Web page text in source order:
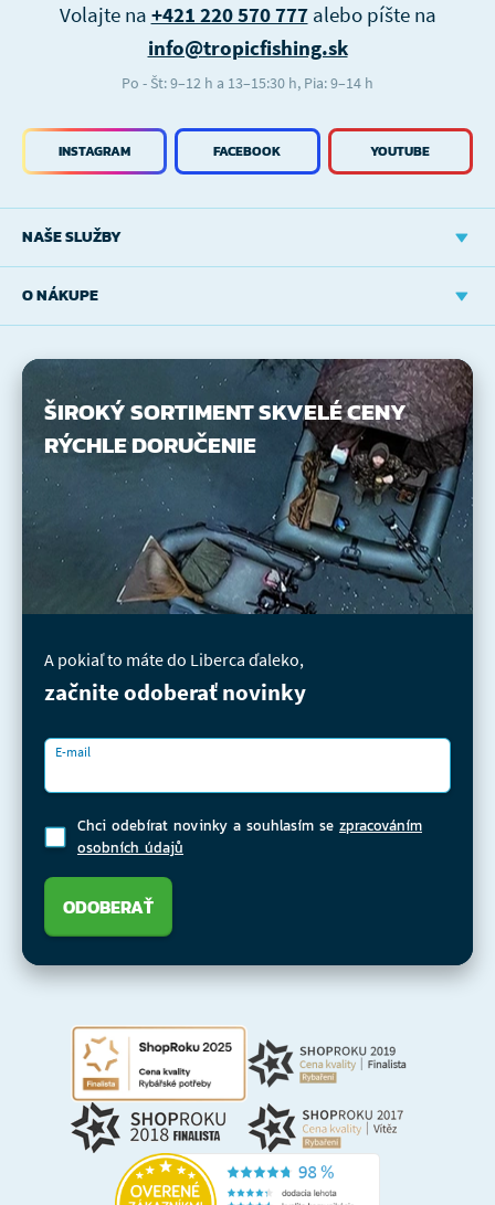
NAŠE SLUŽBY
O NÁKUPE
INSTAGRAM FACEBOOK YOUTUBE
Volajte na +421 220 570 777alebo píšte na
info@tropicfishing.sk
Po - Št: 9–12 h a 13–15:30 h, Pia: 9–14 h
ŠIROKÝ SORTIMENTSKVELÉ CENY
RÝCHLE DORUČENIE
A pokiaľ to máte do Liberca ďaleko,
začnite odoberať novinky
E-mail
Chci odebírat novinky a souhlasím se zpracováním
osobních údajů
ODOBERAŤ